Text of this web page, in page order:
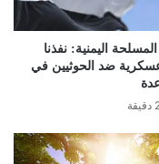
اليمنية: نفذنا
ضد الحوثيين في